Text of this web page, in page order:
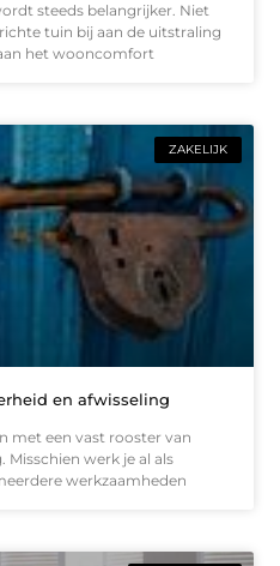
steeds belangrijker. Niet
tuin bij aan de uitstraling
het wooncomfort
ZAKELIJK
en afwisseling
met een vast rooster van
werk je al als
werkzaamheden